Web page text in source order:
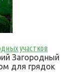
участков
Загородный
для грядок